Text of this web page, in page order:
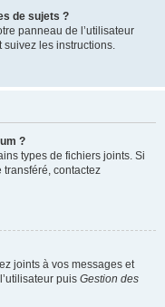
de sujets ?
panneau de l’utilisateur
suivez les instructions.
?
types de fichiers joints. Si
transféré, contactez
joints à vos messages et
puis Gestion des